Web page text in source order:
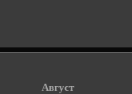
Август